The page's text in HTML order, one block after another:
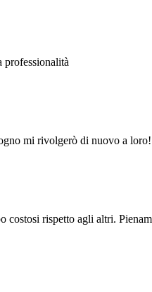
professionalità
mi rivolgerò di nuovo a loro!
costosi rispetto agli altri.